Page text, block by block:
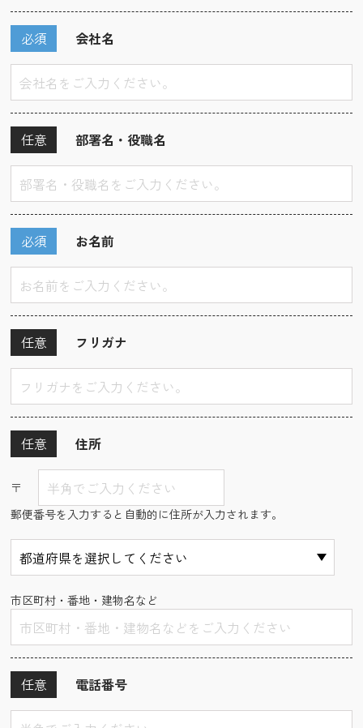
会社名
必須
部署名・役職名
任意
お名前
必須
フリガナ
任意
住所
任意
〒
郵便番号を入力すると自動的に住所が入力されます。
市区町村・番地・建物名など
電話番号
任意